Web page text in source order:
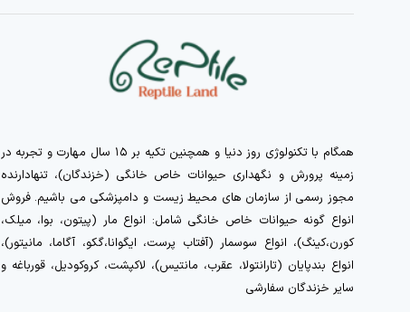
همگام با تکنولوژی روز دنیا و همچنین تکیه بر ۱۵ سال مهارت و تجربه در
زمینه پرورش و نگهداری حیوانات خاص خانگی (خزندگان)، تنهادارنده
مجوز رسمی از سازمان های محیط زیست و دامپزشکی می باشیم. فروش
انواع گونه حیوانات خاص خانگی شامل: انواع مار (پیتون، بوا، میلک،
کورن،کینگ)، انواع سوسمار (آفتاب پرست، ایگوانا،گکو، آگاما، مانیتور)،
انواع بندپایان (تارانتولا، عقرب، مانتیس)، لاکپشت، کروکودیل، قورباغه و
سایر خزندگان سفارشی